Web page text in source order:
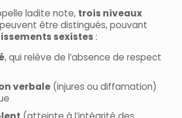
ladite note, trois niveaux
peuvent être distingués, pouvant
sexistes :
, qui relève de l’absence de respect
verbale (injures ou diffamation)